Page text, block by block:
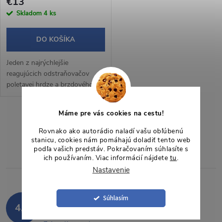
Máme pre vás cookies na cestu!
Rovnako ako autorádio naladí vašu obľúbenú
stanicu, cookies nám pomáhajú doladiť tento web
podľa vašich predstáv. Pokračovaním súhlasíte s
ich používaním. Viac informácií nájdete tu.
Nastavenie
Súhlasím
r
d
u
v
o
d
u
Skladom 4 ks
DO KOŠÍKA
Jeden z najrýchlejšie
reagujúcich odstraňovačov
poletavej hrdze a brzdového
efektom prefarbovania do
d 4,9 Hodnotenie zákazníkov